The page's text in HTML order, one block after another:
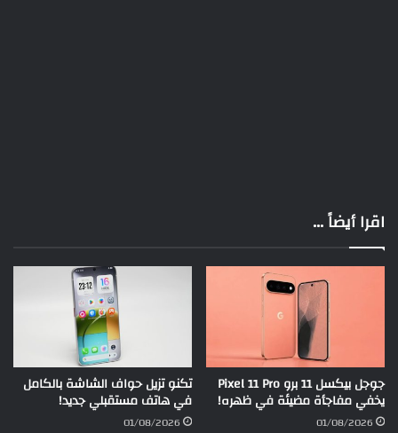
اقرا أيضاً ...
جوجل بيكسل 11 برو Pixel 11 Pro
يخفي مفاجأة مضيئة في ظهره!
01/08/2026
تكنو تزيل حواف الشاشة بالكامل
في هاتف مستقبلي جديد!
01/08/2026